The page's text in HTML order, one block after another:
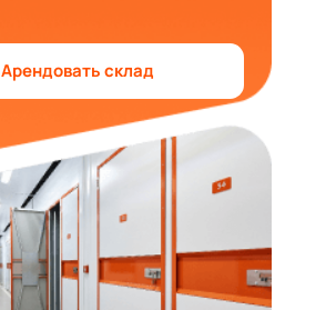
Арендовать склад